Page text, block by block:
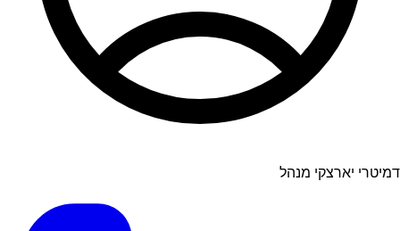
דמיטרי יארצקי מנהל